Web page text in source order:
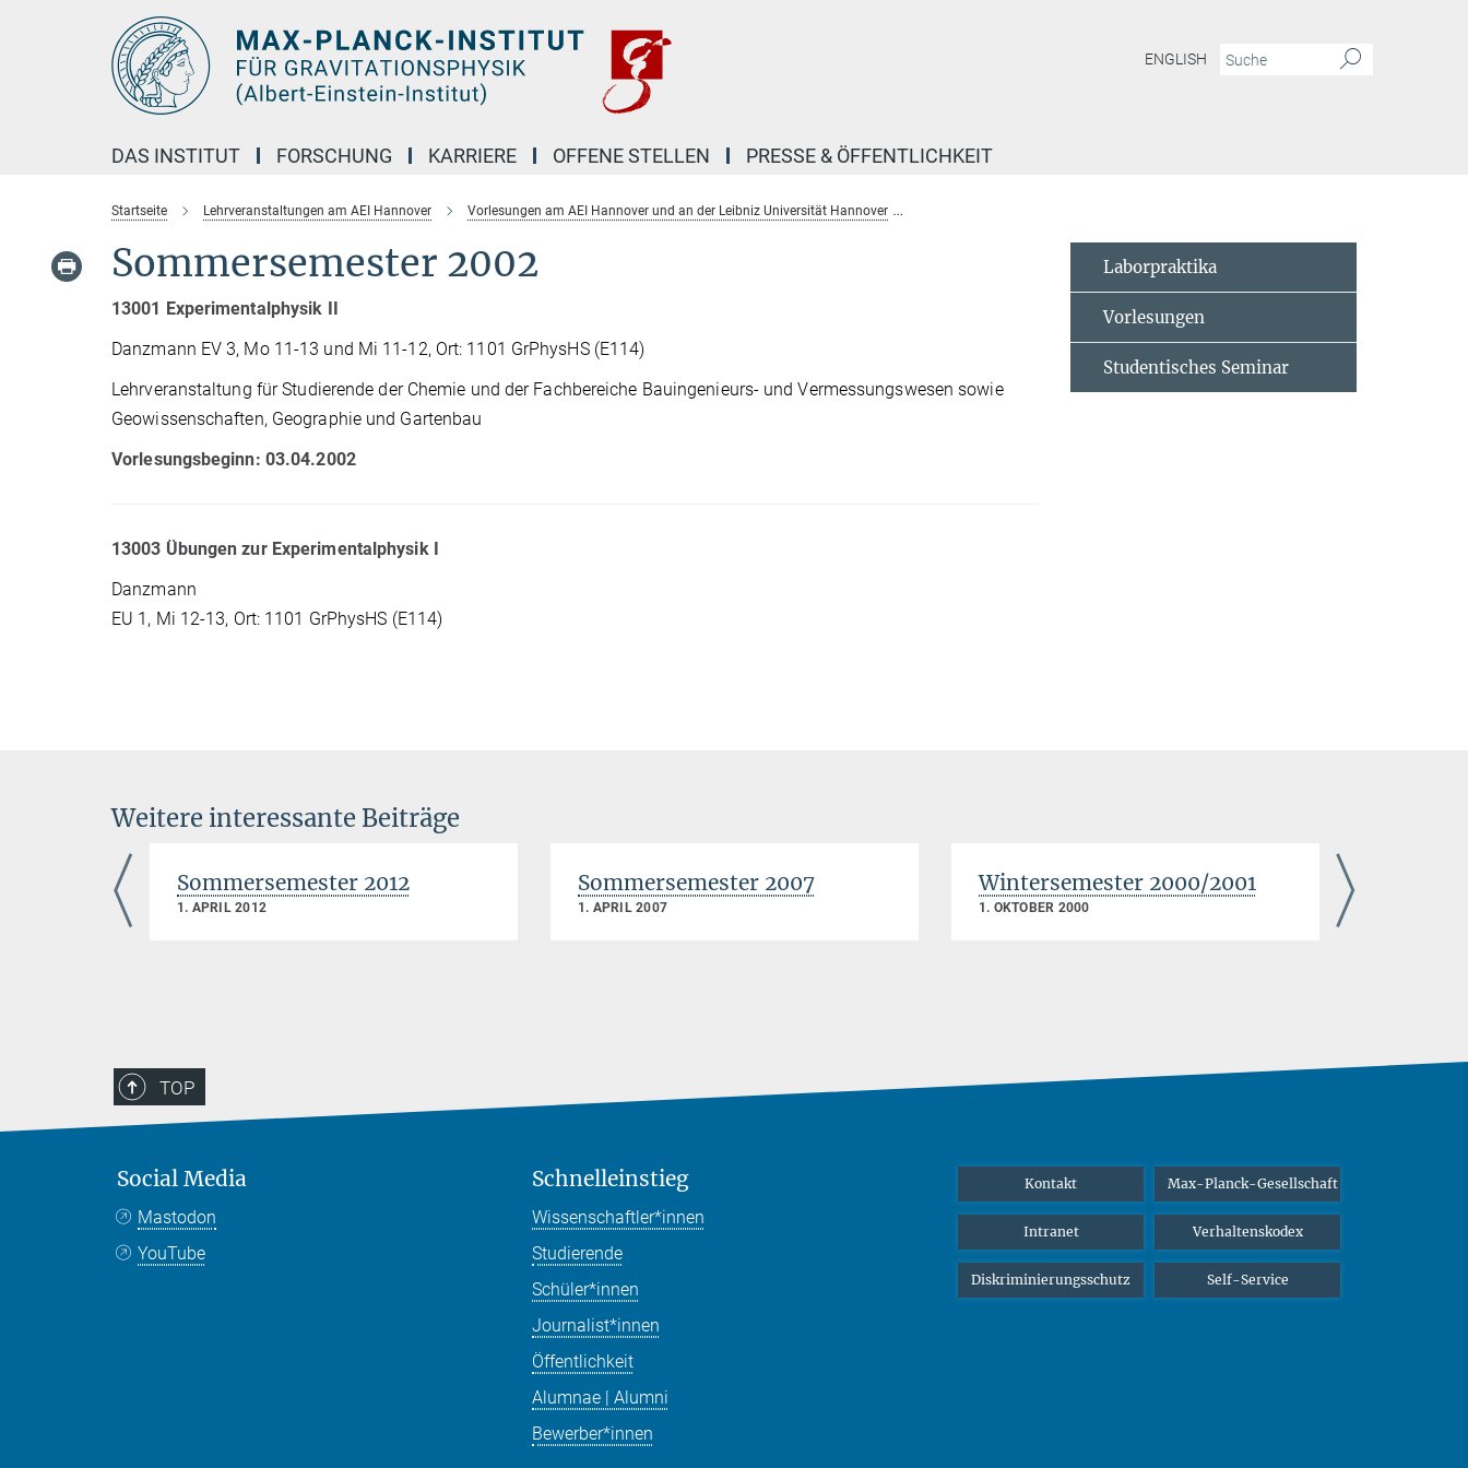
ENGLISH
DAS INSTITUT FORSCHUNG KARRIERE OFFENE STELLEN PRESSE & ÖFFENTLICHKEIT
Startseite Lehrveranstaltungen am AEI Hannover Vorlesungen am AEI Hannover und an der Leibniz Universität Hannover
Sommersemester 2002
13001 Experimentalphysik II
Danzmann EV 3, Mo 11-13 und Mi 11-12, Ort: 1101 GrPhysHS (E114)
Lehrveranstaltung für Studierende der Chemie und der Fachbereiche Bauingenieurs- und Vermessungswesen sowie
Geowissenschaften, Geographie und Gartenbau
Vorlesungsbeginn: 03.04.2002
13003 Übungen zur Experimentalphysik I
Danzmann
EU 1, Mi 12-13, Ort: 1101 GrPhysHS (E114)
Laborpraktika
Vorlesungen
Studentisches Seminar
Weitere interessante Beiträge
Sommersemester 2012
1. APRIL 2012
Sommersemester 2007
1. APRIL 2007
Wintersemester 2000/2001
1. OKTOBER 2000
TOP
Social Media
Mastodon
YouTube
Schnelleinstieg
Wissenschaftler*innen
Studierende
Schüler*innen
Journalist*innen
Öffentlichkeit
Alumnae | Alumni
Bewerber*innen
Kontakt Max-Planck-Gesellschaft
Intranet Verhaltenskodex
Diskriminierungsschutz Self-Service